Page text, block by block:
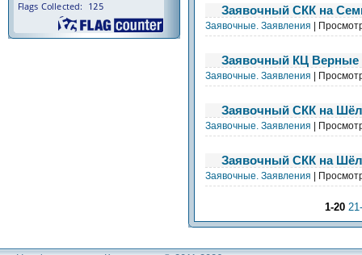
Заявочный СКК на
Заявочные. Заявления |
Заявочный КЦ Верные
Заявочные. Заявления |
Заявочный СКК на
Заявочные. Заявления |
Заявочный СКК на
Заявочные. Заявления |
1-20